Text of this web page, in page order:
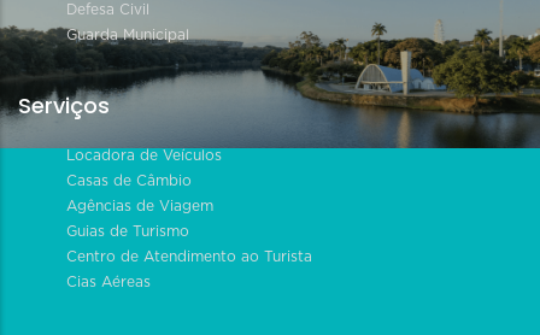
Defesa Civil
Guarda Municipal
Serviços
Locadora de Veículos
Casas de Câmbio
Agências de Viagem
Guias de Turismo
Centro de Atendimento ao Turista
Cias Aéreas